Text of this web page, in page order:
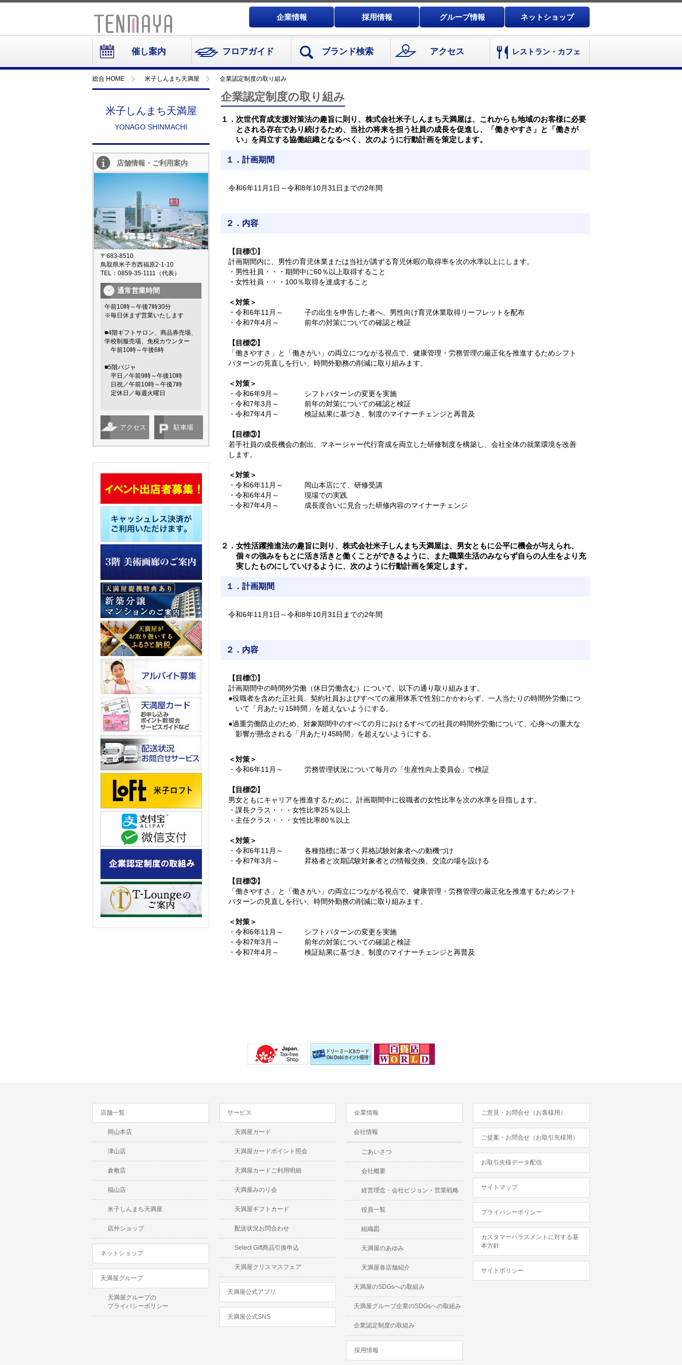
企業情報 採用情報 グループ情報 ネットショップ
催し案内 フロアガイド ブランド検索 アクセス レストラン・カフェ
総合 HOME 米子しんまち天満屋 企業認定制度の取り組み
米子しんまち天満屋
YONAGO SHINMACHI
企業認定制度の取り組み
１．次世代育成支援対策法の趣旨に則り、株式会社米子しんまち天満屋は、これからも地域のお客様に必要
とされる存在であり続けるため、当社の将来を担う社員の成長を促進し、「働きやすさ」と「働きが
い」を両立する協働組織となるべく、次のように行動計画を策定します。
１．計画期間
令和6年11月1日～令和8年10月31日までの2年間
２．内容
【目標①】
計画期間内に、男性の育児休業または当社が講ずる育児休暇の取得率を次の水準以上にします。
・男性社員・・・期間中に60％以上取得すること
・女性社員・・・100％取得を達成すること
＜対策＞
・令和6年11月～
子の出生を申告した者へ、男性向け育児休業取得リーフレットを配布
・令和7年4月～
前年の対策についての確認と検証
【目標②】
「働きやすさ」と「働きがい」の両立につながる視点で、健康管理・労務管理の厳正化を推進するためシフト
パターンの見直しを行い、時間外勤務の削減に取り組みます。
＜対策＞
・令和6年9月～
シフトパターンの変更を実施
・令和7年3月～
前年の対策についての確認と検証
・令和7年4月～
検証結果に基づき、制度のマイナーチェンジと再普及
【目標③】
若手社員の成長機会の創出、マネージャー代行育成を両立した研修制度を構築し、会社全体の就業環境を改善
します。
＜対策＞
・令和6年11月～
岡山本店にて、研修受講
・令和6年4月～
現場での実践
・令和7年4月～
成長度合いに見合った研修内容のマイナーチェンジ
２．女性活躍推進法の趣旨に則り、株式会社米子しんまち天満屋は、男女ともに公平に機会が与えられ、
個々の強みをもとに活き活きと働くことができるように、また職業生活のみならず自らの人生をより充
実したものにしていけるように、次のように行動計画を策定します。
１．計画期間
令和6年11月1日～令和8年10月31日までの2年間
２．内容
【目標①】
計画期間中の時間外労働（休日労働含む）について、以下の通り取り組みます。
●役職者を含めた正社員、契約社員およびすべての雇用体系で性別にかかわらず、一人当たりの時間外労働につ
いて「月あたり15時間」を超えないようにする。
●過重労働防止のため、対象期間中のすべての月におけるすべての社員の時間外労働について、心身への重大な
影響が懸念される「月あたり45時間」を超えないようにする。
＜対策＞
・令和6年11月～
労務管理状況について毎月の「生産性向上委員会」で検証
【目標②】
男女ともにキャリアを推進するために、計画期間中に役職者の女性比率を次の水準を目指します。
・課長クラス・・・女性比率25％以上
・主任クラス・・・女性比率80％以上
＜対策＞
・令和6年11月～
各種指標に基づく昇格試験対象者への動機づけ
・令和7年3月～
昇格者と次期試験対象者との情報交換、交流の場を設ける
【目標③】
「働きやすさ」と「働きがい」の両立につながる視点で、健康管理・労務管理の厳正化を推進するためシフト
パターンの見直しを行い、時間外勤務の削減に取り組みます。
＜対策＞
・令和6年11月～
シフトパターンの変更を実施
・令和7年3月～
前年の対策についての確認と検証
・令和7年4月～
検証結果に基づき、制度のマイナーチェンジと再普及
店舗情報・ご利用案内
〒683-8510
鳥取県米子市西福原2-1-10
TEL：0859-35-1111（代表）
通常営業時間
午前10時～午後7時30分
※毎日休まず営業いたします
■4階ギフトサロン、商品券売場、
学校制服売場、免税カウンター
午前10時～午後6時
■5階パジャ
平日／午前9時～午後10時
日祝／午前10時～午後7時
定休日／毎週火曜日
アクセス 駐車場
店舗一覧
岡山本店
津山店
倉敷店
福山店
米子しんまち天満屋
店外ショップ
ネットショップ
天満屋グループ
天満屋グループの
プライバシーポリシー
サービス
天満屋カード
天満屋カードポイント照会
天満屋カードご利用明細
天満屋みのり会
天満屋ギフトカード
配送状況お問合わせ
Select Gift商品引換申込
天満屋クリスマスフェア
天満屋公式アプリ
天満屋公式SNS
企業情報
会社情報
ごあいさつ
会社概要
経営理念・会社ビジョン・営業戦略
役員一覧
組織図
天満屋のあゆみ
天満屋各店舗紹介
天満屋のSDGsへの取組み
天満屋グループ企業のSDGsへの取組み
企業認定制度の取組み
採用情報
ご意見・お問合せ（お客様用）
ご提案・お問合せ（お取引先様用）
お取引先様データ配信
サイトマップ
プライバシーポリシー
カスタマーハラスメントに対する基
本方針
サイトポリシー